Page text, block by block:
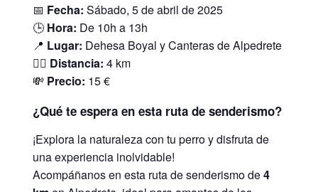
📅 Fecha: Sábado, 5 de abril de 2025
🕒 Hora: De 10h a 13h
📍 Lugar: Dehesa Boyal y Canteras de Alpedrete
🚶‍♂️ Distancia: 4 km
💸 Precio: 15 €
¿Qué te espera en esta ruta de senderismo?
¡Explora la naturaleza con tu perro y disfruta de
una experiencia inolvidable!
Acompáñanos en esta ruta de senderismo de4